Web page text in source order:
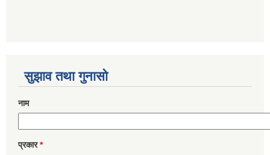
सुझाव तथा गुनासो
नाम
प्रकार*